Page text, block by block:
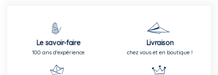
Le savoir-faire
100 ans d'expérience
Livraison
chez vous et en boutique !